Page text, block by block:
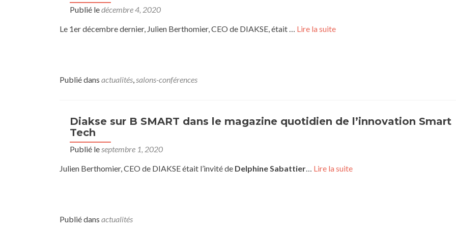
Publié ledécembre 4, 2020
Le 1er décembre dernier, Julien Berthomier, CEO de DIAKSE, était … Lire la suite
Publié dans actualités,salons-conférences
Diakse sur B SMART dans le magazine quotidien de l’innovation Smart
Tech
Publié leseptembre 1, 2020
Julien Berthomier, CEO de DIAKSE était l’invité de Delphine Sabattier… Lire la suite
Publié dans actualités